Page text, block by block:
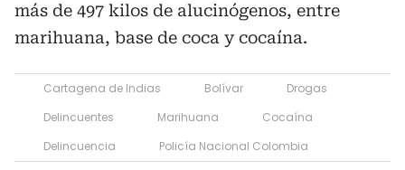
más de 497 kilos de alucinógenos, entre
marihuana, base de coca y cocaína.
Cartagena de Indias Bolívar
Drogas
Delincuentes
Marihuana
Cocaína
Delincuencia
Policía Nacional Colombia